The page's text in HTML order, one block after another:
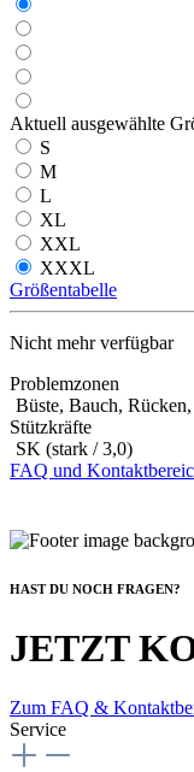
Aktuell ausgewählte
S
M
L
XL
XXL
XXXL
Größentabelle
Nicht mehr verfügbar
Problemzonen
Büste, Bauch,
Stützkräfte
SK (stark / 3,0)
FAQ und
HAST DU NOCH FRAGEN?
JETZT
Zum FAQ &
Service